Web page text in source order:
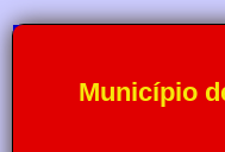
Município